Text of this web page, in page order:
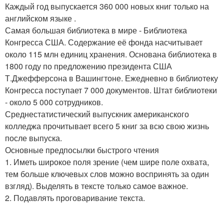
Каждый год выпускается 360 000 новых книг только на
английском языке .
Самая большая библиотека в мире - Библиотека
Конгресса США. Содержание её фонда насчитывает
около 115 млн единиц хранения. Основана библиотека в
1800 году по предложению президента США
Т.Джефферсона в Вашингтоне. Ежедневно в библиотеку
Конгресса поступает 7 000 документов. Штат библиотеки
- около 5 000 сотрудников.
Среднестатистический выпускник американского
колледжа прочитывает всего 5 книг за всю свою жизнь
после выпуска.
Основные предпосылки быстрого чтения
1. Иметь широкое поля зрение (чем шире поле охвата,
тем больше ключевых слов можно воспринять за один
взгляд). Выделять в тексте только самое важное.
2. Подавлять проговаривание текста.